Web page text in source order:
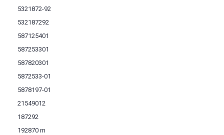
5321872-92
532187292
587125401
587253301
587820301
5872533-01
5878197-01
21549012
187292
192870 m